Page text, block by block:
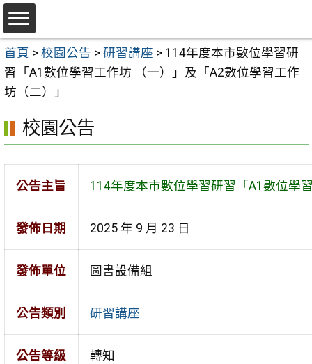
跳
至
主
要
內
首頁 > 校園公告 > 研習講座 > 114年度本市數位學習研
習「A1數位學習工作坊 （一）」及「A2數位學習工作
坊（二）」
校園公告
公告主旨 114年度本市數位學習研習「A1數位學
發佈日期 2025 年 9 月 23 日
發佈單位 圖書設備組
公告類別 研習講座
公告等級 轉知
選
單